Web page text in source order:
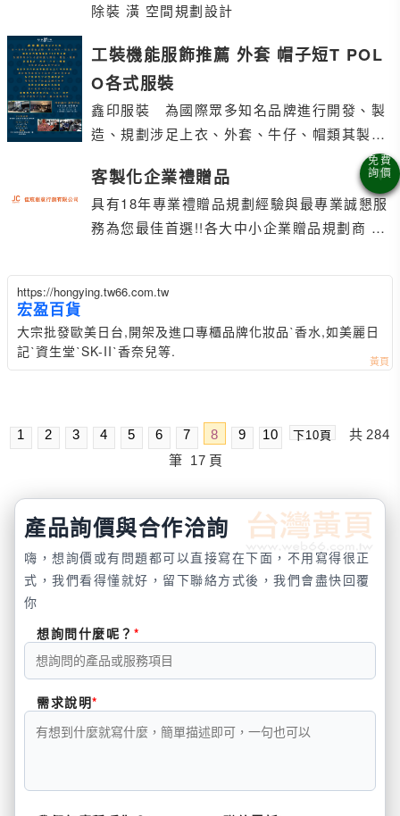
除裝 潢 空間規劃設計
工裝機能服飾推薦 外套 帽子短T POL
O各式服裝
鑫印服裝 為國際眾多知名品牌進行開發、製
造、規劃 涉足上衣、外套、牛仔、帽類 其製造
客製化企業禮贈品
具有18年專業禮贈品規劃經驗與最專業誠懇服
務為您最佳首選!!各大中小企業贈品規劃商 股
https://hongying.tw66.com.tw
宏盈百貨
大宗批發歐美日台,開架及進口專櫃品牌化妝品ˋ香水,如美麗日
記ˋ資生堂ˋSK-IIˋ香奈兒等.
1 2 3 4 5 6 7 8 9 10 下10頁 共 284
筆 17 頁
產品詢價與合作洽詢
嗨，想詢價或有問題都可以直接寫在下面，不用寫得很正
式，我們看得懂就好，留下聯絡方式後，我們會盡快回覆
你
想詢問什麼呢？
需求說明